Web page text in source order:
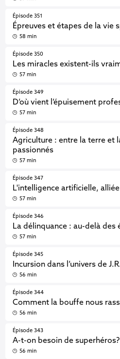
Épisode 351
Épreuves et étapes de la vie
58 min
Épisode 350
Les miracles existent-ils
57 min
Épisode 349
D’où vient l’épuisement
57 min
Épisode 348
Agriculture : entre la terre et
passionnés
57 min
Épisode 347
L'intelligence artificielle,
57 min
Épisode 346
La délinquance : au-delà des
57 min
Épisode 345
Incursion dans l’univers de
56 min
Épisode 344
Comment la bouffe nous
56 min
Épisode 343
A-t-on besoin de superhéros?
56 min